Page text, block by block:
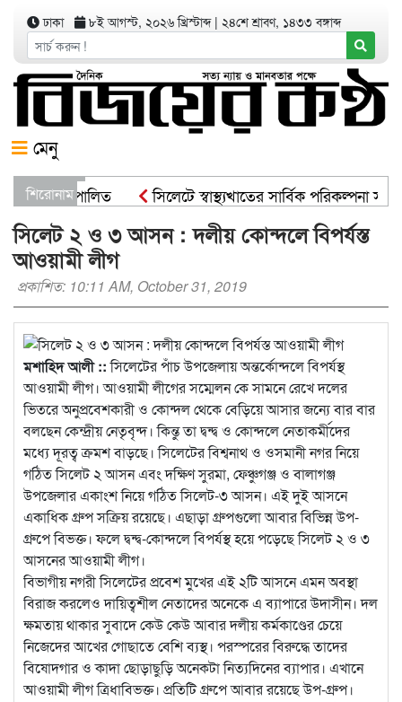
ঢাকা ৮ই আগস্ট, ২০২৬ খ্রিস্টাব্দ| ২৪শে শ্রাবণ, ১৪৩৩ বঙ্গাব্দ
মেনু
শিরোনাম
কর্মসূচী পালিত
সিলেটে স্বাস্থ্যখাতের সার্বিক পরিকল্পনা
সিসিকের পাঁচ ওয়ার্ডে এক হাজার গাছের চারা
সিলেট ২ ও ৩ আসন : দলীয় কোন্দলে বিপর্যস্ত
আওয়ামী লীগ
প্রকাশিত: 10:11 AM, October 31, 2019
মশাহিদ আলী ::সিলেটের পাঁচ উপজেলায় অন্তর্কোন্দলে বিপর্যস্থ
আওয়ামী লীগ। আওয়ামী লীগের সম্মেলন কে সামনে রেখে দলের
ভিতরে অনুপ্রবেশকারী ও কোন্দল থেকে বেড়িয়ে আসার জন্যে বার বার
বলছেন কেন্দ্রীয় নেতৃবৃন্দ। কিন্তু তা দ্বন্দ্ব ও কোন্দলে নেতাকর্মীদের
মধ্যে দূরত্ব ক্রমশ বাড়ছে। সিলেটের বিশ্বনাথ ও ওসমানী নগর নিয়ে
গঠিত সিলেট ২ আসন এবং দক্ষিণ সুরমা, ফেঞ্চুগঞ্জ ও বালাগঞ্জ
উপজেলার একাংশ নিয়ে গঠিত সিলেট-৩ আসন। এই দুই আসনে
একাধিক গ্রুপ সক্রিয় রয়েছে। এছাড়া গ্রুপগুলো আবার বিভিন্ন উপ-
গ্রুপে বিভক্ত। ফলে দ্বন্দ্ব-কোন্দলে বিপর্যস্থ হয়ে পড়েছে সিলেট ২ ও ৩
আসনের আওয়ামী লীগ।
বিভাগীয় নগরী সিলেটের প্রবেশ মুখের এই ২টি আসনে এমন অবস্থা
বিরাজ করলেও দায়িত্বশীল নেতাদের অনেকে এ ব্যাপারে উদাসীন। দল
ক্ষমতায় থাকার সুবাদে কেউ কেউ আবার দলীয় কর্মকাণ্ডের চেয়ে
নিজেদের আখের গোছাতে বেশি ব্যস্থ। পরস্পরের বিরুদ্ধে তাদের
বিষোদগার ও কাদা ছোড়াছুড়ি অনেকটা নিত্যদিনের ব্যাপার। এখানে
আওয়ামী লীগ ত্রিধাবিভক্ত। প্রতিটি গ্রুপে আবার রয়েছে উপ-গ্রুপ।